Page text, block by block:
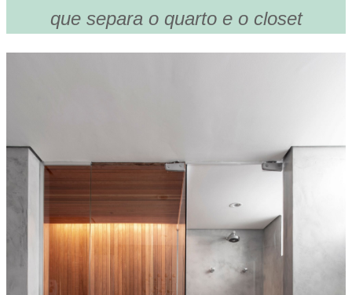
que separa o quarto e o closet